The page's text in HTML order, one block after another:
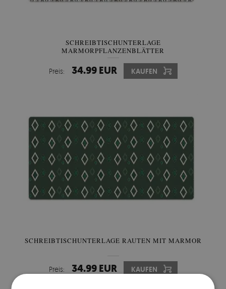
SCHREIBTISCHUNTERLAGE
MARMORPFLANZENBLÄTTER
Preis: 34.99 EUR KAUFEN
SCHREIBTISCHUNTERLAGE RAUTEN MIT MARMOR
Preis: 34.99 EUR KAUFEN